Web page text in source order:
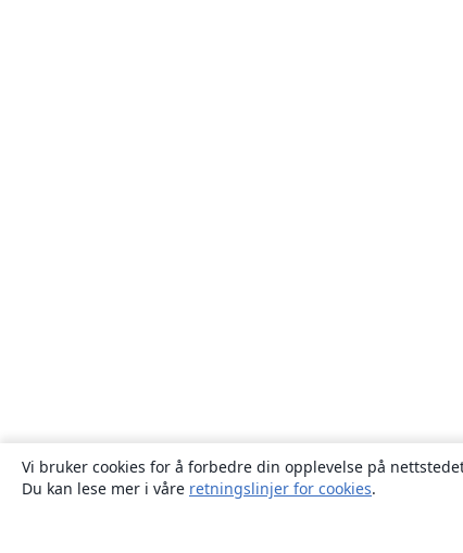
Vi bruker cookies for å forbedre din opplevelse på
Du kan lese mer i våre retningslinjer for cookies.